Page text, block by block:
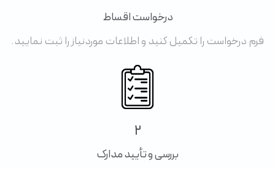
درخواست اقساط
فرم درخواست را تکمیل کنید و اطلاعات موردنیاز را ثبت نمایید.
2
بررسی و تأیید مدارک